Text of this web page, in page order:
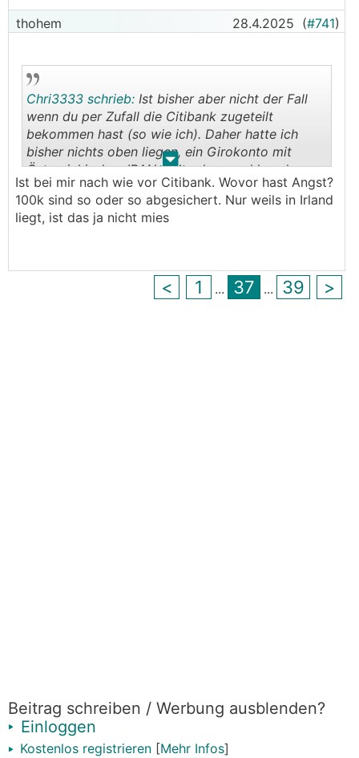
Treuhandsammelkonten führt. Die Gelder auf
jedem Treuhandsammelkonto sind pro Kunde mit
Alle relevanten Informationen zur
Einlagensicherung der einzelnen Partnerbanken
können in der App eingesehen werden.
https://traderepublic.com/de-at#faq
thohem 28.4.2025 (#741)
. .
Chri3333 schrieb: Ist bisher aber nicht der Fall
wenn du per Zufall die Citibank zugeteilt
bekommen hast (so wie ich). Daher hatte ich
bisher nichts oben liegen, ein Girokonto mit
Östereichischen IBAN sollte dann wohl auch
zukünftig hoffentlich eine Österreichische
Partnerbank einspringen?
Ist bei mir nach wie vor Citibank. Wovor hast Angst?
100k sind so oder so abgesichert. Nur weils in Irland
liegt, ist das ja nicht mies
< 1 ... 37 ... 39 >
Beitrag schreiben / Werbung ausblenden?
Einloggen
Kostenlos registrieren [Mehr Infos]